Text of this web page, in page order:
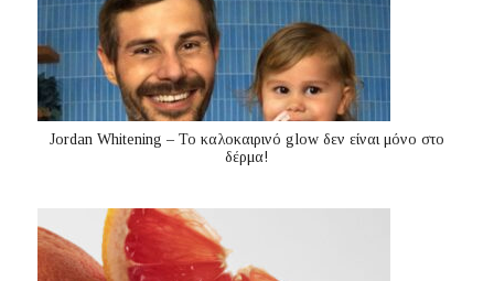
Jordan Whitening – Το καλοκαιρινό glow δεν είναι μόνο στο
δέρμα!